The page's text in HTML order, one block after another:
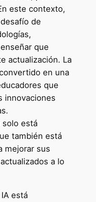
este contexto,
de
que
actualización. La
en una
que
innovaciones
solo está
también está
mejorar sus
a lo
está